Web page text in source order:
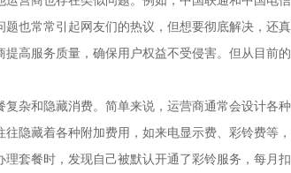
也常常引起网友们的热议，但想要彻底解决，还
提高服务质量，确保用户权益不受侵害。但从目前
复杂和隐藏消费。简单来说，运营商通常会设计各
往隐藏着各种附加费用，如来电显示费、彩铃费等
套餐时，发现自己被默认开通了彩铃服务，每月